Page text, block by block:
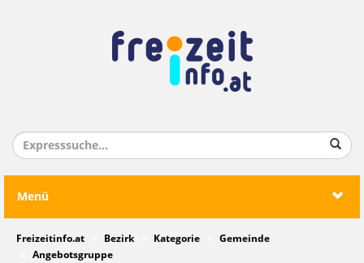
Menü
Freizeitinfo.at Bezirk Kategorie
Gemeinde
Angebotsgruppe